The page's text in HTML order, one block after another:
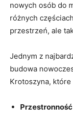
nowych osób do
różnych
przestrzeń, ale
Jednym z
budowa
Krotoszyna,
Przestronność